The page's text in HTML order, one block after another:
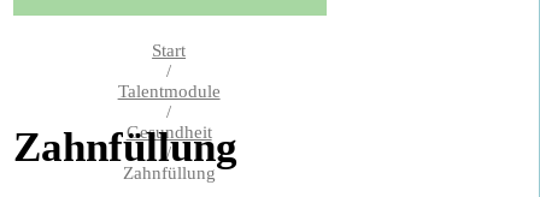
Start
/
Talentmodule
/
Gesundheit
/
Zahnfüllung
Zahnfüllung